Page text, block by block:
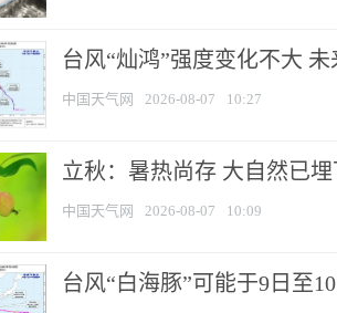
台风“灿鸿”强度变化不大
中国天气网 2026-08-07 10:27
立秋：暑热尚存 大自然已
中国天气网 2026-08-07 10:09
台风“白海豚”可能于9日至